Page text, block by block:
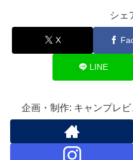
シェ
X
LINE
企画・制作: キャンプレ